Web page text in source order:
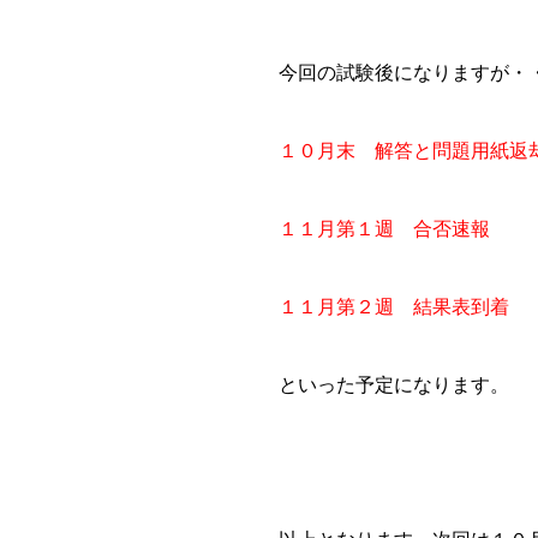
今回の試験後になりますが・
１０月末 解答と問題用紙返
１１月第１週 合否速報
１１月第２週 結果表到着
といった予定になります。